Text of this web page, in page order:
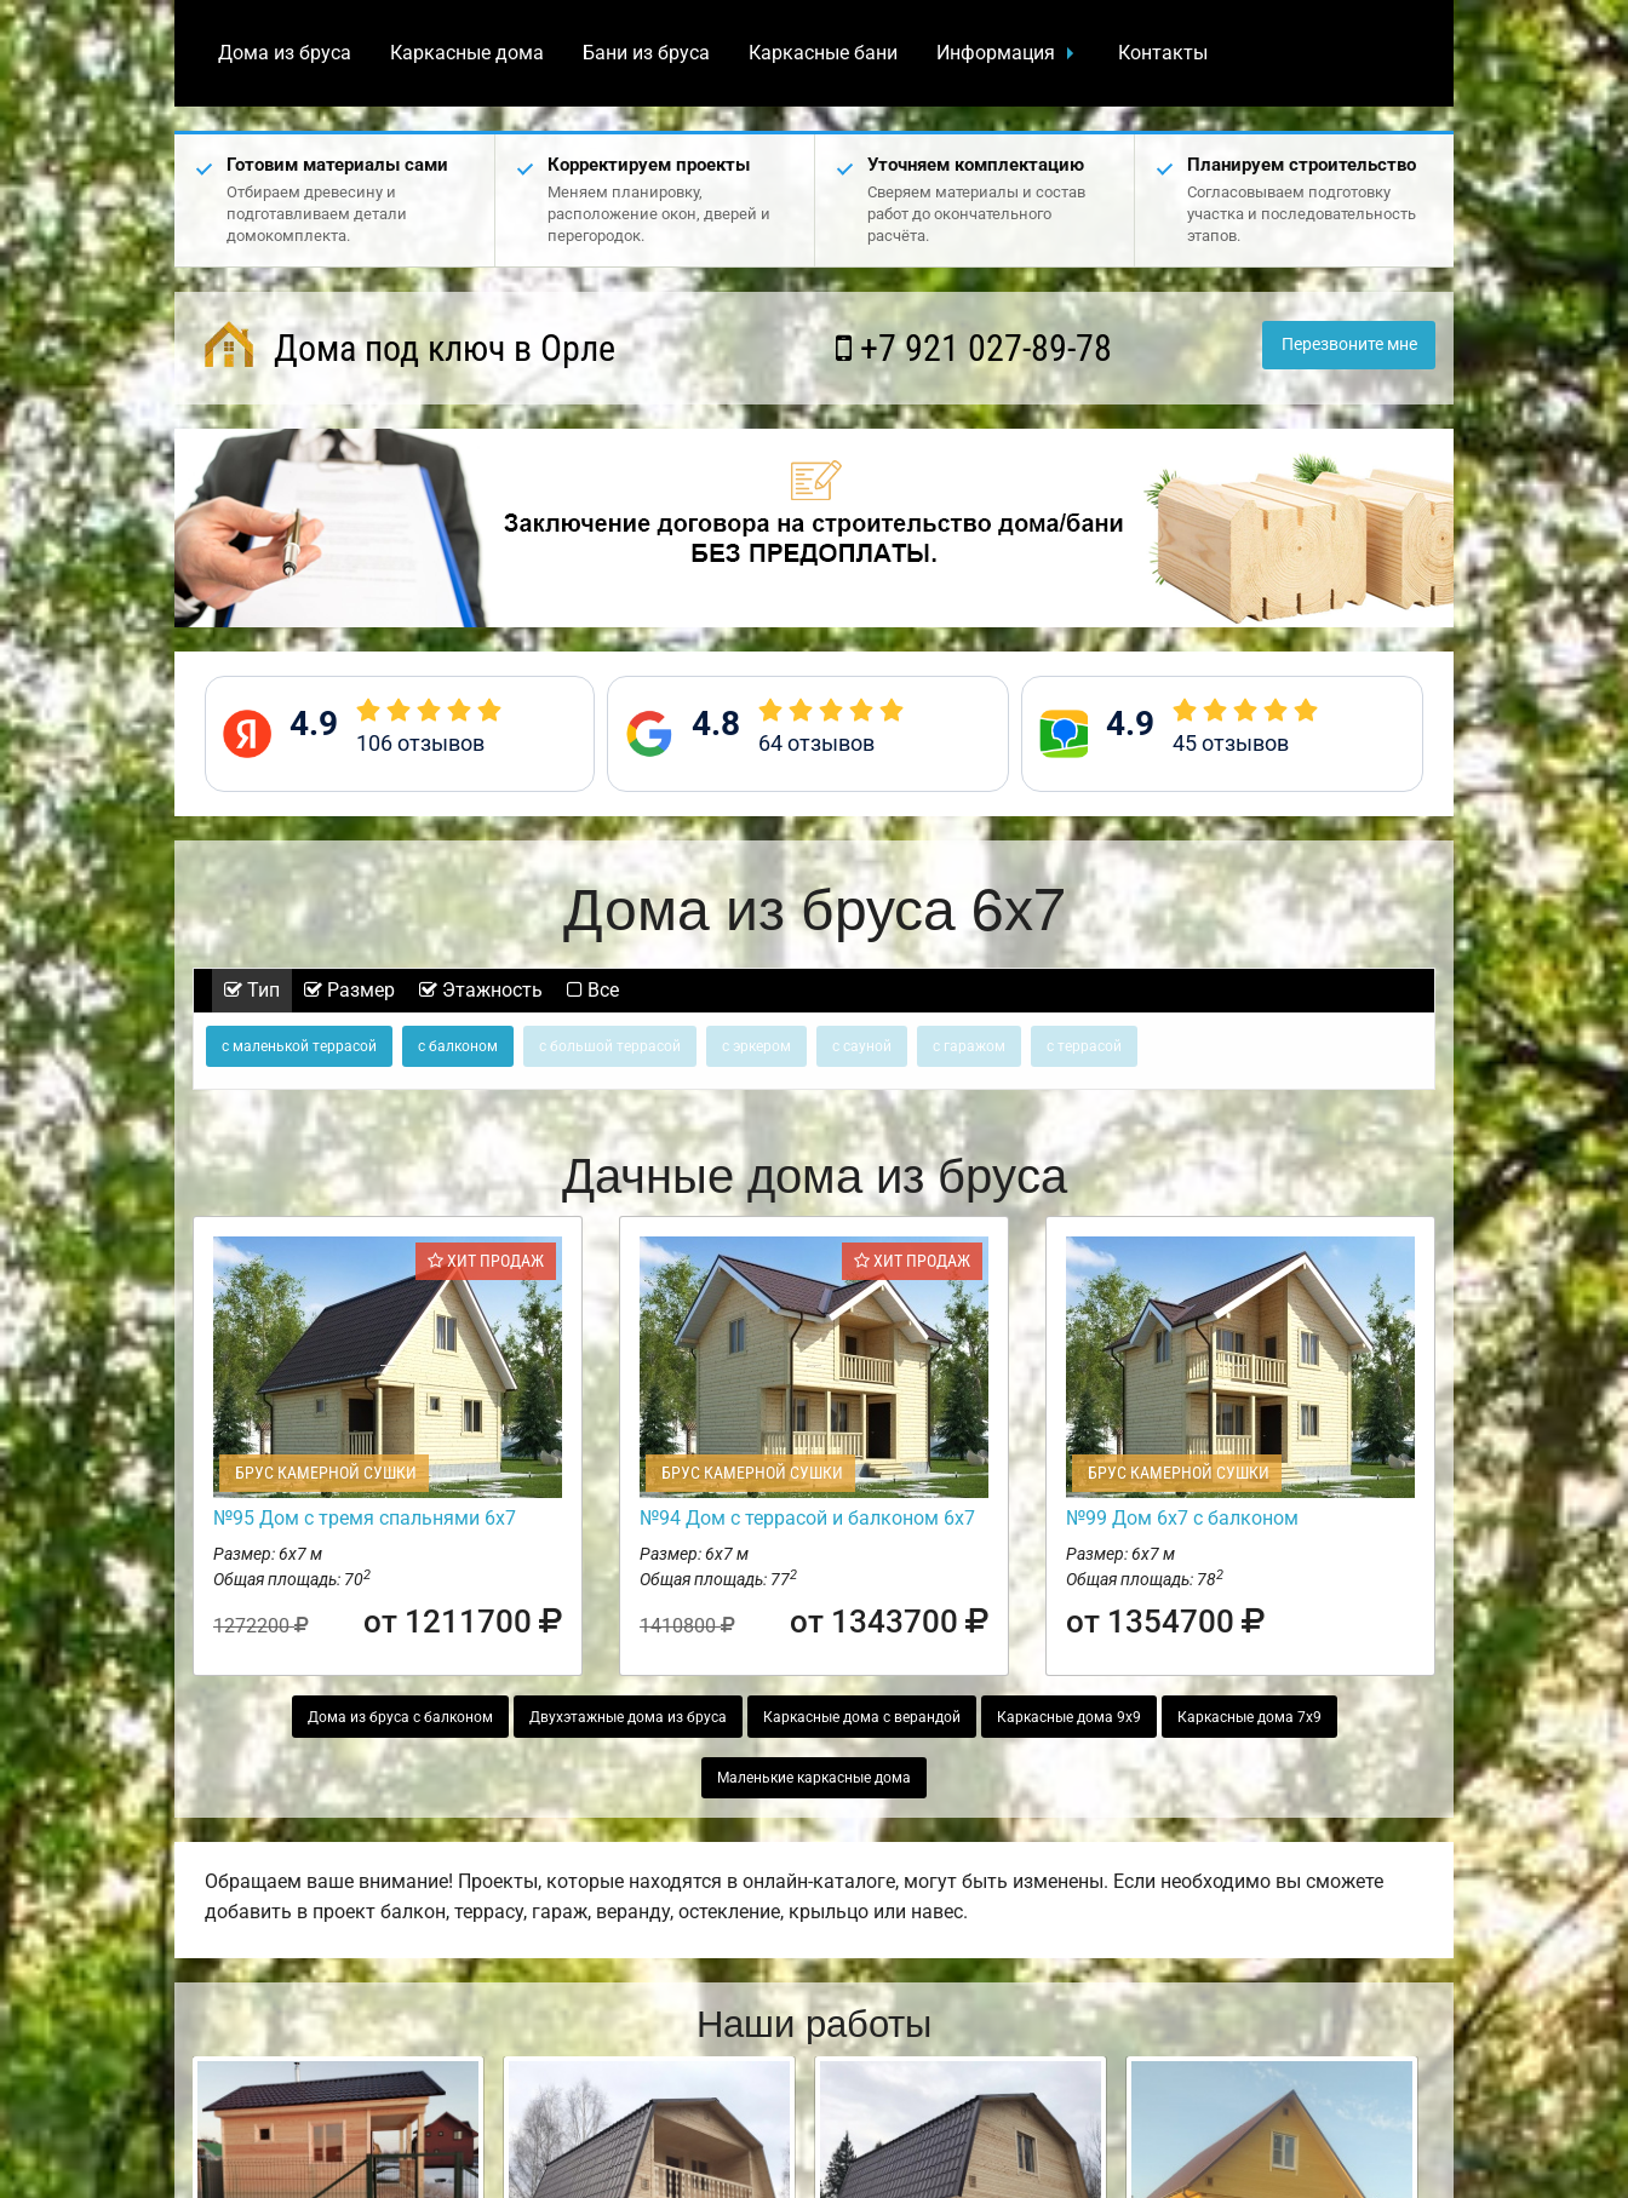
Дома из бруса Каркасные дома Бани из бруса Каркасные бани Информация Контакты
Готовим материалы сами
Отбираем древесину и
подготавливаем детали
домокомплекта.
Корректируем проекты
Меняем планировку,
расположение окон, дверей и
перегородок.
Уточняем комплектацию
Сверяем материалы и состав
работ до окончательного
расчёта.
Планируем строительство
Согласовываем подготовку
участка и последовательность
этапов.
Дома под ключ в Орле +7 921 027-89-78 Перезвоните мне
4.9 106отзывов 4.8 64отзывов 4.9 45отзывов
Дома из бруса 6х7
Тип Размер Этажность Все
с маленькой террасой с балконом с большой террасой с эркером с сауной с гаражом с террасой
Дачные дома из бруса
ХИТ ПРОДАЖ
БРУС КАМЕРНОЙ СУШКИ
№95 Дом с тремя спальнями 6х7
Размер: 6х7 м
Общая площадь: 702
1272200 от 1211700
ХИТ ПРОДАЖ
БРУС КАМЕРНОЙ СУШКИ
№94 Дом с террасой и балконом 6х7
Размер: 6х7 м
Общая площадь: 772
1410800 от 1343700
БРУС КАМЕРНОЙ СУШКИ
№99 Дом 6х7 с балконом
Размер: 6х7 м
Общая площадь: 782
от 1354700
Дома из бруса с балконом Двухэтажные дома из бруса Каркасные дома с верандой Каркасные дома 9х9 Каркасные дома 7х9
Маленькие каркасные дома
Обращаем ваше внимание! Проекты, которые находятся в онлайн-каталоге, могут быть изменены. Если необходимо вы сможете
добавить в проект балкон, террасу, гараж, веранду, остекление, крыльцо или навес.
Наши работы